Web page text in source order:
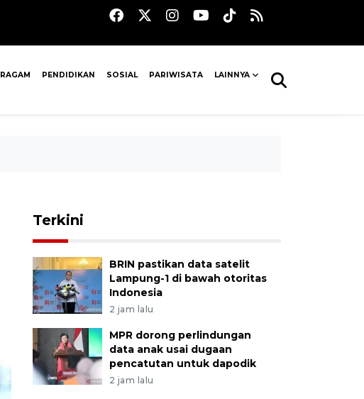
RAGAM PENDIDIKAN SOSIAL PARIWISATA LAINNYA
Terkini
BRIN pastikan data satelit
Lampung-1 di bawah otoritas
Indonesia
2 jam lalu
MPR dorong perlindungan
data anak usai dugaan
pencatutan untuk dapodik
2 jam lalu